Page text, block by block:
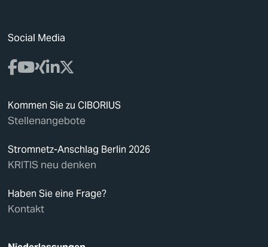
Social Media
Kommen Sie zu CIBORIUS
Stellenangebote
Stromnetz-Anschlag Berlin 2026
KRITIS neu denken
Haben Sie eine Frage?
Kontakt